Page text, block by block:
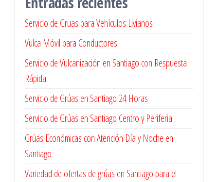
Servicio de Gruas para Vehículos Livianos
Vulca Móvil para Conductores
Servicio de Vulcanización en Santiago con Respuesta
Rápida
Servicio de Grúas en Santiago 24 Horas
Servicio de Grúas en Santiago Centro y Periferia
Grúas Económicas con Atención Día y Noche en
Santiago
Variedad de ofertas de grúas en Santiago para el